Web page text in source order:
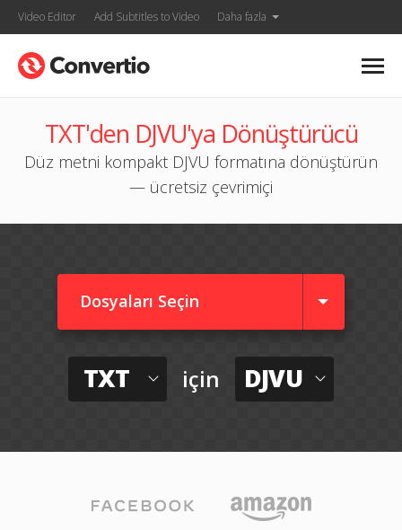
Video Editor Add Subtitles to Video Daha fazla
TXT'den DJVU'ya Dönüştürücü
Düz metni kompakt DJVU formatına dönüştürün
— ücretsiz çevrimiçi
Dosyaları Seçin
TXT için DJVU